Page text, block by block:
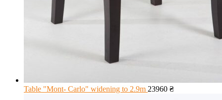
Table "Mont- Carlo" widening to 2.9m 23960 ₴